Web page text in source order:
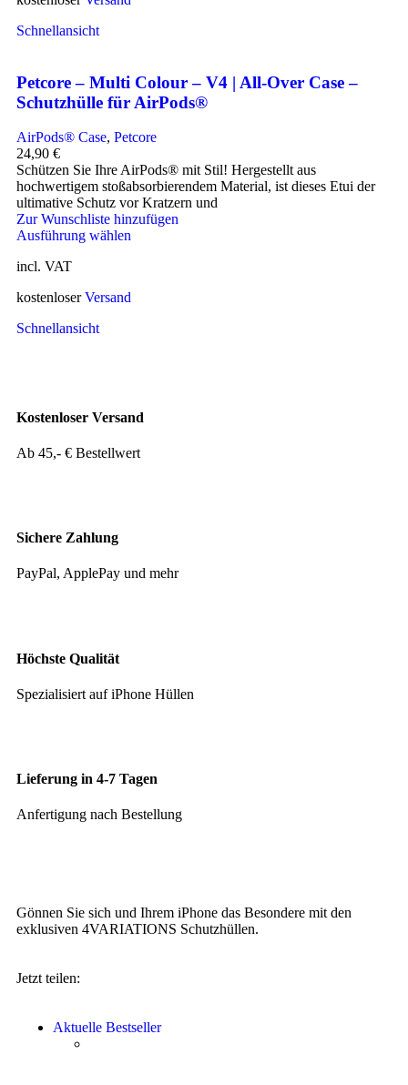
Schnellansicht
Petcore – Multi Colour – V4 | All-Over Case –
Schutzhülle für AirPods®
AirPods® Case, Petcore
24,90 €
Schützen Sie Ihre AirPods® mit Stil! Hergestellt aus
hochwertigem stoßabsorbierendem Material, ist dieses Etui der
ultimative Schutz vor Kratzern und
Zur Wunschliste hinzufügen
Ausführung wählen
incl. VAT
kostenloserVersand
Schnellansicht
Kostenloser Versand
Ab 45,- € Bestellwert
Sichere Zahlung
PayPal, ApplePay und mehr
Höchste Qualität
Spezialisiert auf iPhone Hüllen
Lieferung in 4-7 Tagen
Anfertigung nach Bestellung
Gönnen Sie sich und Ihrem iPhone das Besondere mit den
exklusiven 4VARIATIONS Schutzhüllen.
Jetzt teilen:
Aktuelle Bestseller